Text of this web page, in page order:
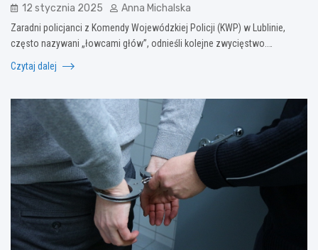
12 stycznia 2025 Anna Michalska
Zaradni policjanci z Komendy Wojewódzkiej Policji (KWP) w Lublinie,
często nazywani „łowcami głów”, odnieśli kolejne zwycięstwo.…
Czytaj dalej